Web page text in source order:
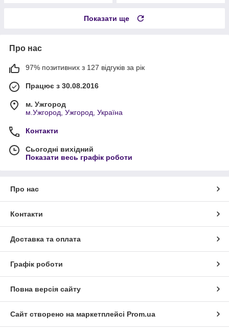
Показати ще
Про нас
97% позитивних з 127 відгуків за рік
Працює з 30.08.2016
м. Ужгород
м.Ужгород, Ужгород, Україна
Контакти
Сьогодні вихідний
Показати весь графік роботи
Про нас
Контакти
Доставка та оплата
Графік роботи
Повна версія сайту
Сайт створено на маркетплейсі Prom.ua